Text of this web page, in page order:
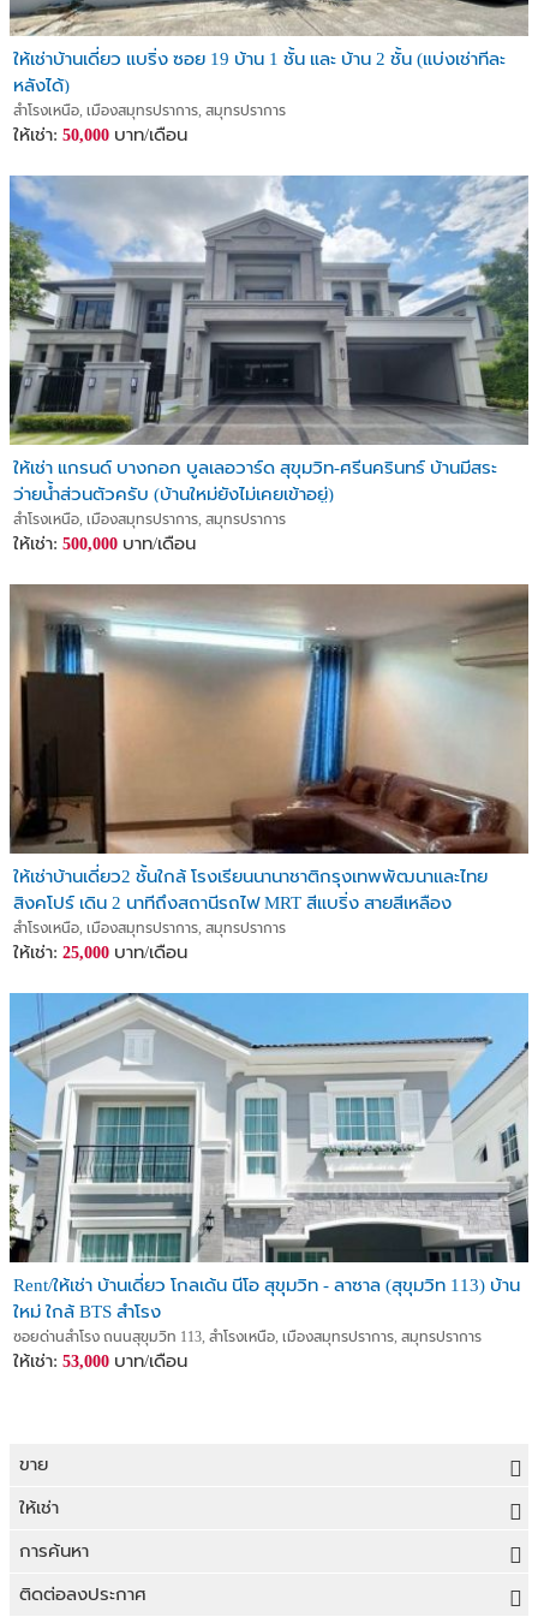
ให้เช่าบ้านเดี่ยว แบริ่ง ซอย 19 บ้าน 1 ชั้น และ บ้าน 2 ชั้น (แบ่งเช่าทีละ
หลังได้)
สำโรงเหนือ, เมืองสมุทรปราการ, สมุทรปราการ
ให้เช่า: 50,000 บาท/เดือน
ให้เช่า แกรนด์ บางกอก บูลเลอวาร์ด สุขุมวิท-ศรีนครินทร์ บ้านมีสระ
ว่ายน้ำส่วนตัวครับ (บ้านใหม่ยังไม่เคยเข้าอยู่)
สำโรงเหนือ, เมืองสมุทรปราการ, สมุทรปราการ
ให้เช่า: 500,000 บาท/เดือน
ให้เช่าบ้านเดี่ยว2 ชั้นใกล้ โรงเรียนนานาชาติกรุงเทพพัฒนาและไทย
สิงคโปร์ เดิน 2 นาทีถึงสถานีรถไฟ MRT สีแบริ่ง สายสีเหลือง
สำโรงเหนือ, เมืองสมุทรปราการ, สมุทรปราการ
ให้เช่า: 25,000 บาท/เดือน
Rent/ให้เช่า บ้านเดี่ยว โกลเด้น นีโอ สุขุมวิท - ลาซาล (สุขุมวิท 113) บ้าน
ใหม่ ใกล้ BTS สำโรง
ซอยด่านสำโรง ถนนสุขุมวิท 113, สำโรงเหนือ, เมืองสมุทรปราการ, สมุทรปราการ
ให้เช่า: 53,000 บาท/เดือน
ขาย
ขายที่ดิน
ขายบ้าน
ขายคอนโด
ให้เช่า
ให้เช่าที่ดิน
ให้เช่าบ้าน
การค้นหา
ขายที่ดิน
ติดต่อลงประกาศ